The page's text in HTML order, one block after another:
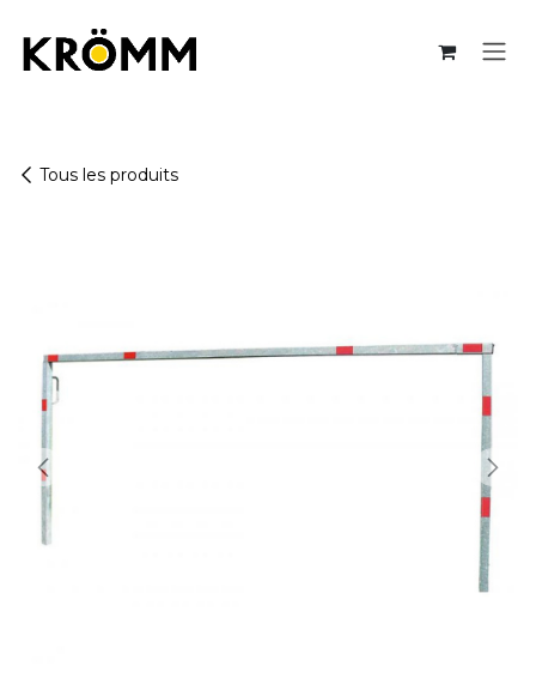
Tous les produits